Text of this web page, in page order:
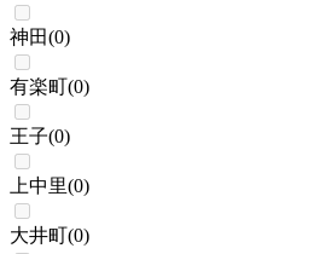
神田(0)
有楽町(0)
王子(0)
上中里(0)
大井町(0)